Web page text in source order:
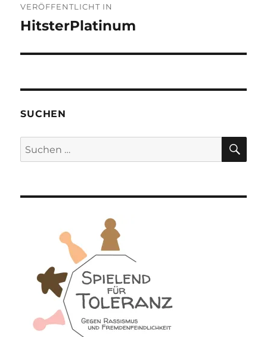
VERÖFFENTLICHT IN
HitsterPlatinum
SUCHEN
Suchen
nach: